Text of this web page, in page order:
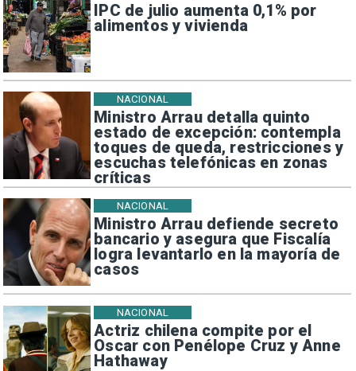
IPC de julio aumenta 0,1% por
alimentos y vivienda
Ministro Arrau detalla quinto
estado de excepción: contempla
toques de queda, restricciones y
escuchas telefónicas en zonas
críticas
NACIONAL
Ministro Arrau defiende secreto
bancario y asegura que Fiscalía
logra levantarlo en la mayoría de
casos
NACIONAL
Actriz chilena compite por el
Oscar con Penélope Cruz y Anne
Hathaway
NACIONAL